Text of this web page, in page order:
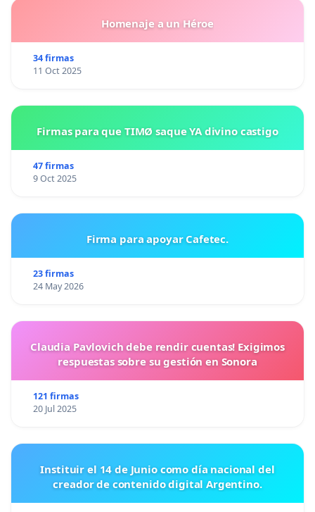
Homenaje a un Héroe
34 firmas
11 Oct 2025
Firmas para que TIMØ saque YA divino castigo
47 firmas
9 Oct 2025
Firma para apoyar Cafetec.
23 firmas
24 May 2026
Claudia Pavlovich debe rendir cuentas! Exigimos
respuestas sobre su gestión en Sonora
121 firmas
20 Jul 2025
Instituir el 14 de Junio como día nacional del
creador de contenido digital Argentino.